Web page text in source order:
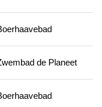
de Planeet